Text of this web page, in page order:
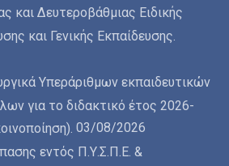
και Δευτεροβάθμιας Ειδικής
και Γενικής Εκπαίδευσης.
Υπεράριθμων εκπαιδευτικών
για το διδακτικό έτος 2026-
03/08/2026
εντός Π.Υ.Σ.Π.Ε. &